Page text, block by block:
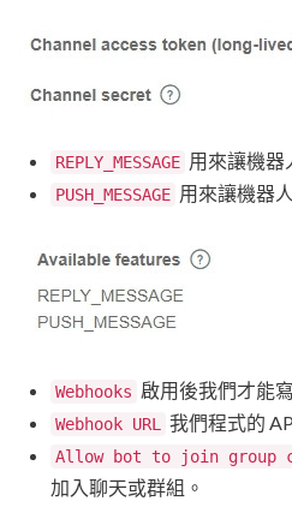
REPLY_MESSAGE 用來讓機器
PUSH_MESSAGE 用來讓機器
Webhooks 啟用後我們才能
Webhook URL 我們程式的
Allow bot to join group
加入聊天或群組。